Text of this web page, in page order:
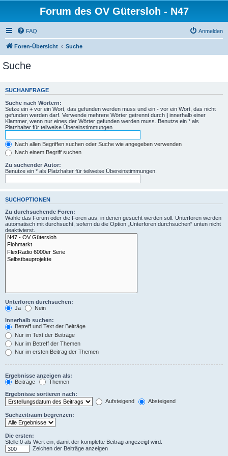
Forum des OV Gütersloh - N47
FAQ Anmelden
Foren-Übersicht Suche
Suche
SUCHANFRAGE
Suche nach Wörtern:
Setze ein + vor ein Wort, das gefunden werden muss und ein - vor ein Wort, das nicht
gefunden werden darf. Verwende mehrere Wörter getrennt durch | innerhalb einer
Klammer, wenn nur eines der Wörter gefunden werden muss. Benutze ein * als
Platzhalter für teilweise Übereinstimmungen.
Nach allen Begriffen suchen oder Suche wie angegeben verwenden
Nach einem Begriff suchen
Zu suchender Autor:
Benutze ein * als Platzhalter für teilweise Übereinstimmungen.
SUCHOPTIONEN
Zu durchsuchende Foren:
Wähle das Forum oder die Foren aus, in denen gesucht werden soll. Unterforen werden
automatisch mit durchsucht, sofern du die Option „Unterforen durchsuchen“ unten nicht
deaktivierst.
Unterforen durchsuchen:
Ja
Nein
Innerhalb suchen:
Betreff und Text der Beiträge
Nur im Text der Beiträge
Nur im Betreff der Themen
Nur im ersten Beitrag der Themen
Ergebnisse anzeigen als:
Beiträge
Themen
Ergebnisse sortieren nach:
Aufsteigend
Absteigend
Suchzeitraum begrenzen:
Die ersten:
Stelle 0 als Wert ein, damit der komplette Beitrag angezeigt wird.
Zeichen der Beiträge anzeigen